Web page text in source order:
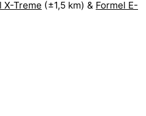
X-Treme (±1,5 km) & Formel E-